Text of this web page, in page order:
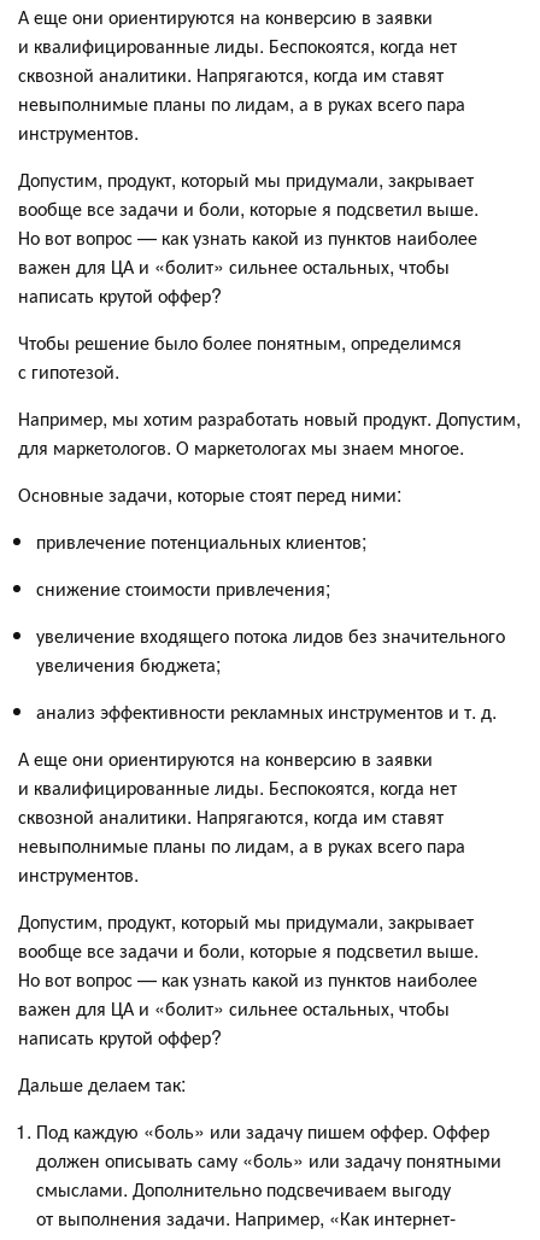
А еще они ориентируются на конверсию в заявки
и квалифицированные лиды. Беспокоятся, когда нет
сквозной аналитики. Напрягаются, когда им ставят
невыполнимые планы по лидам, а в руках всего пара
инструментов.
Допустим, продукт, который мы придумали, закрывает
вообще все задачи и боли, которые я подсветил выше.
Но вот вопрос — как узнать какой из пунктов наиболее
важен для ЦА и «болит» сильнее остальных, чтобы
написать крутой оффер?
Чтобы решение было более понятным, определимся
с гипотезой.
Например, мы хотим разработать новый продукт. Допустим,
для маркетологов. О маркетологах мы знаем многое.
Основные задачи, которые стоят перед ними:
привлечение потенциальных клиентов;
снижение стоимости привлечения;
увеличение входящего потока лидов без значительного
увеличения бюджета;
анализ эффективности рекламных инструментов и т. д.
А еще они ориентируются на конверсию в заявки
и квалифицированные лиды. Беспокоятся, когда нет
сквозной аналитики. Напрягаются, когда им ставят
невыполнимые планы по лидам, а в руках всего пара
инструментов.
Допустим, продукт, который мы придумали, закрывает
вообще все задачи и боли, которые я подсветил выше.
Но вот вопрос — как узнать какой из пунктов наиболее
важен для ЦА и «болит» сильнее остальных, чтобы
написать крутой оффер?
Дальше делаем так:
Под каждую «боль» или задачу пишем оффер. Оффер
должен описывать саму «боль» или задачу понятными
смыслами. Дополнительно подсвечиваем выгоду
от выполнения задачи. Например, «Как интернет-